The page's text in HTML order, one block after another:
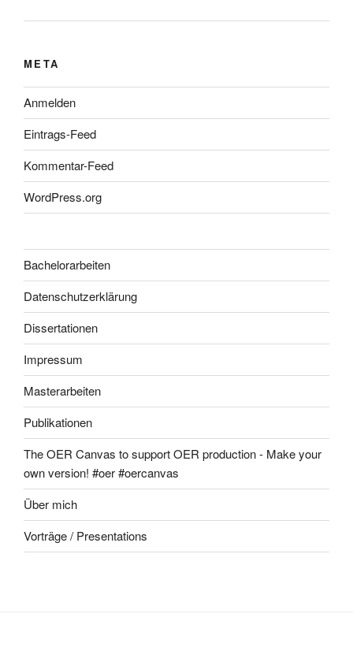
META
Anmelden
Eintrags-Feed
Kommentar-Feed
WordPress.org
Bachelorarbeiten
Datenschutzerklärung
Dissertationen
Impressum
Masterarbeiten
Publikationen
The OER Canvas to support OER production - Make your
own version! #oer #oercanvas
Über mich
Vorträge / Presentations